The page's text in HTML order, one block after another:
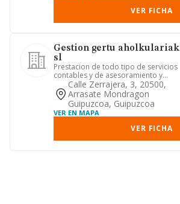
VER FICHA
Gestion gertu aholkulariak
sl
Prestacion de todo tipo de servicios
contables y de asesoramiento y
consultoria a empresas y partic...
Calle Zerrajera, 3, 20500,
Arrasate Mondragon
Guipuzcoa, Guipuzcoa
VER EN MAPA
VER FICHA